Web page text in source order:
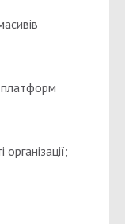
платформ